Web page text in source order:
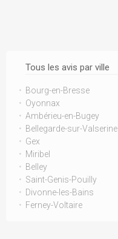
Tous les avis par ville
Bourg-en-Bresse
Oyonnax
Ambérieu-en-Bugey
Bellegarde-sur-Valserine
Gex
Miribel
Belley
Saint-Genis-Pouilly
Divonne-les-Bains
Ferney-Voltaire